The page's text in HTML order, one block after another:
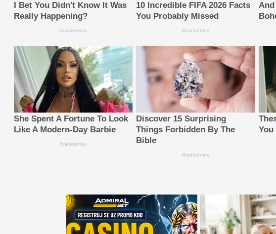
I Bet You Didn't Know It Was
Really Happening?
Brainberries
10 Incredible FIFA 2026 Facts
You Probably Missed
Brainberries
She Spent A Fortune To Look
Like A Modern-Day Barbie
Brainberries
Discover 15 Surprising
Things Forbidden By The
Bible
Brainberries